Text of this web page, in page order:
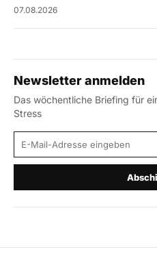
07.08.2026
Newsletter anmelden
Das wöchentliche Briefing für
Stress
E-Mail-Adresse